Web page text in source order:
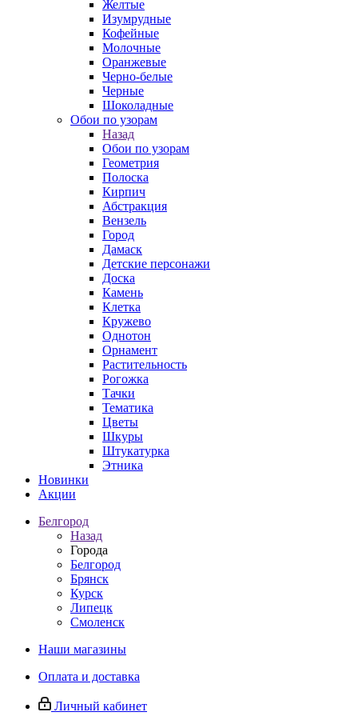
Желтые
Изумрудные
Кофейные
Молочные
Оранжевые
Черно-белые
Черные
Шоколадные
Обои по узорам
Назад
Обои по узорам
Геометрия
Полоска
Кирпич
Абстракция
Вензель
Город
Дамаск
Детские персонажи
Доска
Камень
Клетка
Кружево
Однотон
Орнамент
Растительность
Рогожка
Тачки
Тематика
Цветы
Шкуры
Штукатурка
Этника
Новинки
Акции
Белгород
Назад
Города
Белгород
Брянск
Курск
Липецк
Смоленск
Наши магазины
Оплата и доставка
Личный кабинет